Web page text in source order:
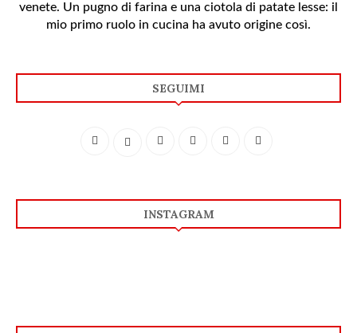
venete. Un pugno di farina e una ciotola di patate lesse: il
mio primo ruolo in cucina ha avuto origine così.
SEGUIMI
INSTAGRAM